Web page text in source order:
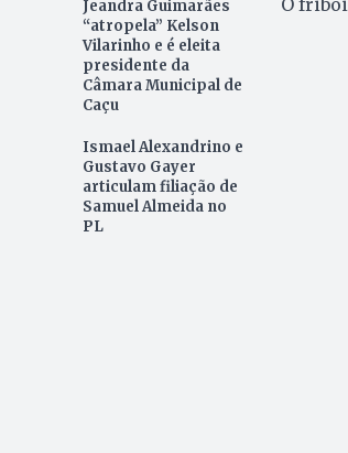
Jeandra Guimarães
“atropela” Kelson
Vilarinho e é eleita
presidente da
Câmara Municipal de
Caçu
Ismael Alexandrino e
Gustavo Gayer
articulam filiação de
Samuel Almeida no
PL
O